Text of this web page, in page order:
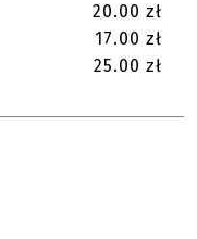
20.00 zł
17.00 zł
25.00 zł